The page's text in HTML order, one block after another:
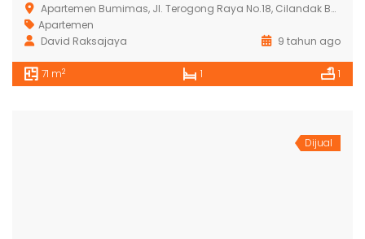
Apartemen Bumimas, Jl. Terogong Raya No.18, Cilandak Bar., Cilandak, Kota Jakarta Selatan, Daerah Khusus Ibukota Jakarta 12430, Indonesia
Apartemen
David Raksajaya
9 tahun ago
71 m2 1 1
Dijual